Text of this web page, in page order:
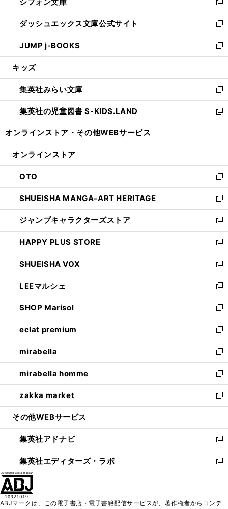
で
開
く
ィ
ン
ド
ウ
で
開
い
ウ
ィ
ン
ド
ウ
開
く
新
し
い
ウ
ィ
ン
ウ
で
開
く
ダッシュエックス文庫公式サイト
新
し
い
ウ
ン
ド
ウ
で
JUMP j-BOOKS
新
し
ウ
ィ
ン
ド
開
キッズ
集英社みらい文庫
新
し
い
ン
ウ
で
開
く
集英社の児童図書 S-KIDS.LAND
新
ウ
ン
ド
ウ
で
開
く
オンラインストア・ その他WEBサービス
オンラインストア
OTO
新
し
い
ウ
ィ
ン
ド
ウ
で
開
く
SHUEISHA MANGA-ART HERITAGE
新
し
い
ウ
ィ
ン
ド
ウ
で
開
く
ジャンプキャラクターズストア
新
し
い
ウ
ィ
ン
ド
ウ
で
開
く
HAPPY PLUS STORE
新
し
い
ウ
ィ
ン
ド
ウ
で
開
く
SHUEISHA VOX
新
し
い
ウ
ィ
ン
ド
ウ
で
開
く
LEEマルシェ
新
し
い
ウ
ィ
ン
ド
ウ
で
開
く
SHOP Marisol
新
し
い
ウ
ィ
ン
ド
ウ
で
開
eclat premium
新
し
い
ウ
ィ
ン
ド
ウ
開
く
mirabella
新
し
い
ウ
ィ
ン
ウ
で
開
く
mirabella homme
新
し
い
ウ
ン
ド
ウ
で
zakka market
新
し
ウ
ィ
ン
ド
く
その他WEBサービス
集英社アドナビ
新
し
い
ド
集英社エディターズ・ラボ
新
ィ
ABJマークは、この電子書店・電子書籍配信サービスが、著作権者からコンテ